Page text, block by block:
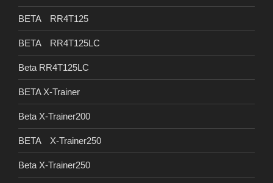
BETA RR4T125
BETA RR4T125LC
Beta RR4T125LC
BETA X-Trainer
Beta X-Trainer200
BETA X-Trainer250
Beta X-Trainer250